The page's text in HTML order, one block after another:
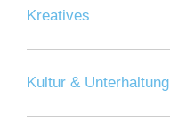
Kreatives
Kultur & Unterhaltung